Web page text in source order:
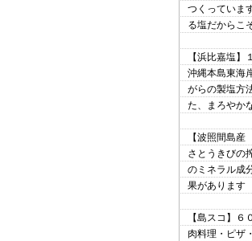
つくっていま
る塩だからこ
【浜比嘉塩
沖縄本島東海
がらの製塩方
た、まろやか
【波照間島
さとうきびの
のミネラル成
果があります
【島スコ】
肉料理・ピザ